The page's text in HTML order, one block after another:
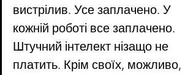
вистрілив. Усе заплачено. У
кожній роботі все заплачено.
Штучний інтелект нізащо не
платить. Крім своїх, можливо,